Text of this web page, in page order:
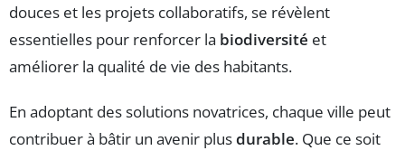
douces et les projets collaboratifs, se révèlent
essentielles pour renforcer la biodiversité et
améliorer la qualité de vie des habitants.
En adoptant des solutions novatrices, chaque ville peut
contribuer à bâtir un avenir plusdurable. Que ce soit